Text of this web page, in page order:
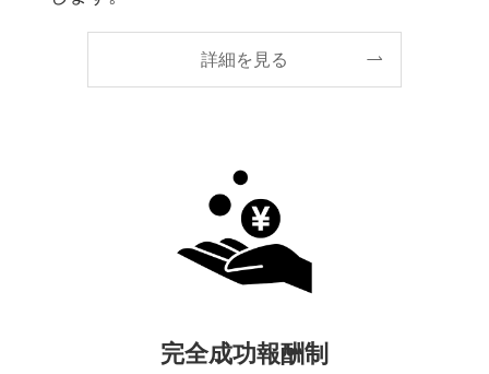
詳細を見る
完全成功報酬制